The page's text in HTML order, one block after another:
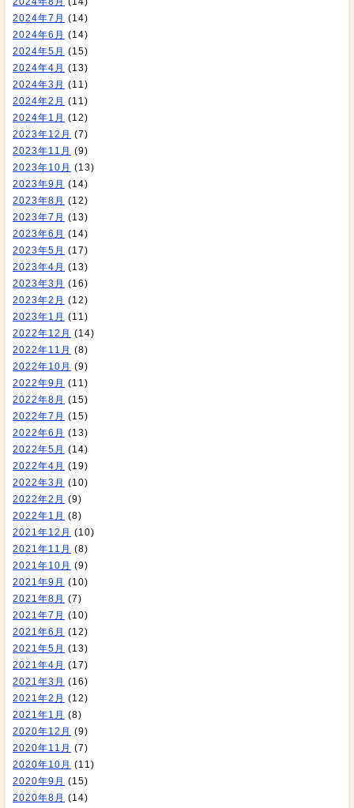
2024年7月 (14)
2024年6月 (14)
2024年5月 (15)
2024年4月 (13)
2024年3月 (11)
2024年2月 (11)
2024年1月 (12)
2023年12月 (7)
2023年11月 (9)
2023年10月 (13)
2023年9月 (14)
2023年8月 (12)
2023年7月 (13)
2023年6月 (14)
2023年5月 (17)
2023年4月 (13)
2023年3月 (16)
2023年2月 (12)
2023年1月 (11)
2022年12月 (14)
2022年11月 (8)
2022年10月 (9)
2022年9月 (11)
2022年8月 (15)
2022年7月 (15)
2022年6月 (13)
2022年5月 (14)
2022年4月 (19)
2022年3月 (10)
2022年2月 (9)
2022年1月 (8)
2021年12月 (10)
2021年11月 (8)
2021年10月 (9)
2021年9月 (10)
2021年8月 (7)
2021年7月 (10)
2021年6月 (12)
2021年5月 (13)
2021年4月 (17)
2021年3月 (16)
2021年2月 (12)
2021年1月 (8)
2020年12月 (9)
2020年11月 (7)
2020年10月 (11)
2020年9月 (15)
2020年8月 (14)